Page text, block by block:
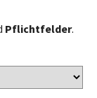
Pflichtfelder.